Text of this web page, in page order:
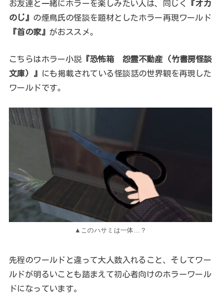
お友達と一緒にホラーを楽しみたい人は、同じく
『オカ
のじ』 の煙鳥氏の怪談を題材としたホラー再現ワールド
『首の家』 がおススメ。
こちらはホラー小説 『恐怖箱 怨霊不動産 (竹書房怪談
文庫) 』 にも掲載されている怪談話の世界観を再現した
ワールドです。
▲このハサミは一体…？
先程のワールドと違って大人数入れること、そしてワー
ルドが明るいことも踏まえて初心者向けのホラーワール
ドになっています。